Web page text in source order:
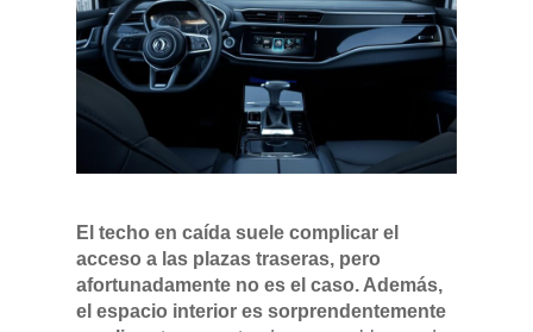
El techo en caída suele complicar el
acceso a las plazas traseras, pero
afortunadamente no es el caso. Además,
el espacio interior es sorprendentemente